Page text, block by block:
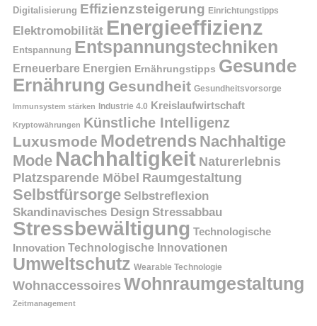
Digitalisierung Effizienzsteigerung Einrichtungstipps
Elektromobilität Energieeffizienz
Entspannung Entspannungstechniken
Erneuerbare Energien Ernährungstipps Gesunde
Ernährung Gesundheit Gesundheitsvorsorge
Immunsystem stärken Industrie 4.0 Kreislaufwirtschaft
Kryptowährungen Künstliche Intelligenz
Luxusmode Modetrends Nachhaltige
Mode Nachhaltigkeit Naturerlebnis
Platzsparende Möbel Raumgestaltung
Selbstfürsorge Selbstreflexion
Skandinavisches Design Stressabbau
Stressbewältigung Technologische
Innovation Technologische Innovationen
Umweltschutz Wearable Technologie
Wohnaccessoires Wohnraumgestaltung
Zeitmanagement